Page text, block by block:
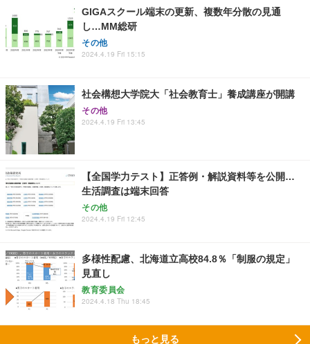
GIGAスクール端末の更新、複数年分散の見通
し…MM総研
その他
2024.4.19 Fri 15:15
社会構想大学院大「社会教育士」養成講座が開講
その他
2024.4.19 Fri 13:45
【全国学力テスト】正答例・解説資料等を公開…
生活調査は端末回答
その他
2024.4.19 Fri 12:45
多様性配慮、北海道立高校84.8％「制服の規定」
見直し
教育委員会
2024.4.18 Thu 18:45
もっと見る